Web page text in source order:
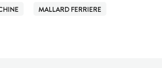
MALLARD FERRIERE